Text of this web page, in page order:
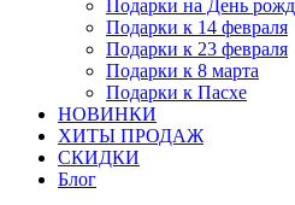
Подарки на День
Подарки к 14 февраля
Подарки к 23 февраля
Подарки к 8 марта
Подарки к Пасхе
НОВИНКИ
ХИТЫ ПРОДАЖ
СКИДКИ
Блог